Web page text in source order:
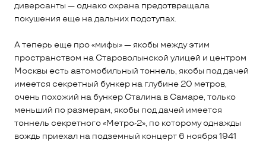
диверсанты — однако охрана предотвращала
покушения еще на дальних подступах.
А теперь еще про «мифы» — якобы между этим
пространством на Староволынской улицей и центром
Москвы есть автомобильный тоннель, якобы под дачей
имеется секретный бункер на глубине 20 метров,
очень похожий на бункер Сталина в Самаре, только
меньший по размерам, якобы под дачей имеется
тоннель секретного «Метро-2», по которому однажды
вождь приехал на подземный концерт 6 ноября 1941